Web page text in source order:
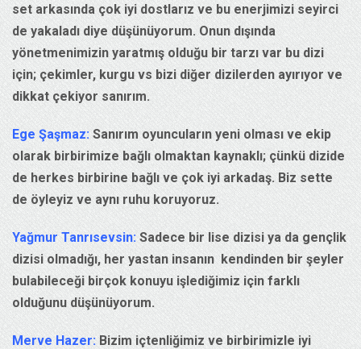
set arkasında çok iyi dostlarız ve bu enerjimizi seyirci
de yakaladı diye düşünüyorum. Onun dışında
yönetmenimizin yaratmış olduğu bir tarzı var bu dizi
için; çekimler, kurgu vs bizi diğer dizilerden ayırıyor ve
dikkat çekiyor sanırım.
Ege Şaşmaz: Sanırım oyuncuların yeni olması ve ekip
olarak birbirimize bağlı olmaktan kaynaklı; çünkü dizide
de herkes birbirine bağlı ve çok iyi arkadaş. Biz sette
de öyleyiz ve aynı ruhu koruyoruz.
Yağmur Tanrısevsin: Sadece bir lise dizisi ya da gençlik
dizisi olmadığı, her yastan insanın kendinden bir şeyler
bulabileceği birçok konuyu işlediğimiz için farklı
olduğunu düşünüyorum.
Merve Hazer:Bizim içtenliğimiz ve birbirimizle iyi